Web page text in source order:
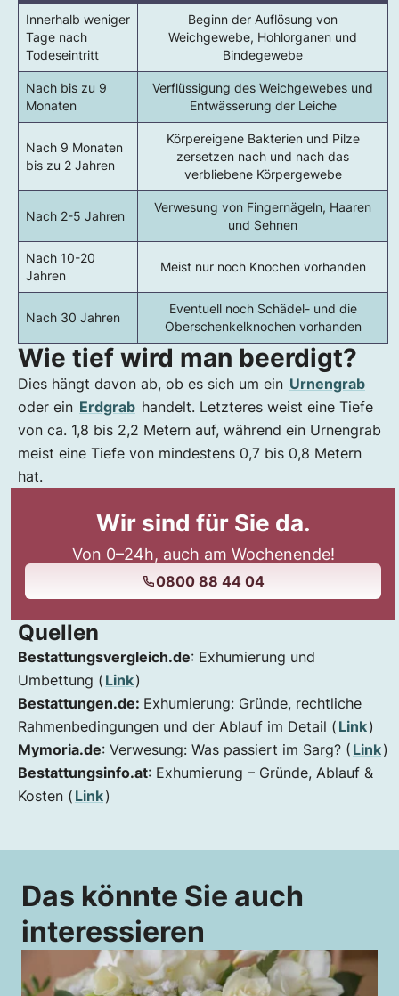
Innerhalb weniger
Tage nach
Todeseintritt
Beginn der Auflösung von
Weichgewebe, Hohlorganen und
Bindegewebe
Nach bis zu 9
Monaten
Verflüssigung des Weichgewebes und
Entwässerung der Leiche
Nach 9 Monaten
bis zu 2 Jahren
Körpereigene Bakterien und Pilze
zersetzen nach und nach das
verbliebene Körpergewebe
Nach 2-5 Jahren
Verwesung von Fingernägeln, Haaren
und Sehnen
Nach 10-20
Jahren
Meist nur noch Knochen vorhanden
Nach 30 Jahren
Eventuell noch Schädel- und die
Oberschenkelknochen vorhanden
Wie tief wird man beerdigt?
Dies hängt davon ab, ob es sich um ein Urnengrab
oder ein Erdgrab handelt. Letzteres weist eine Tiefe
von ca. 1,8 bis 2,2 Metern auf, während ein Urnengrab
meist eine Tiefe von mindestens 0,7 bis 0,8 Metern
hat.
Wir sind für Sie da.
Von 0–24h, auch am Wochenende!
0800 88 44 04
Quellen
Bestattungsvergleich.de: Exhumierung und
Umbettung ( Link)
Bestattungen.de: Exhumierung: Gründe, rechtliche
Rahmenbedingungen und der Ablauf im Detail ( Link)
Mymoria.de: Verwesung: Was passiert im Sarg? ( Link)
Bestattungsinfo.at: Exhumierung – Gründe, Ablauf &
Kosten ( Link)
Das könnte Sie auch
interessieren